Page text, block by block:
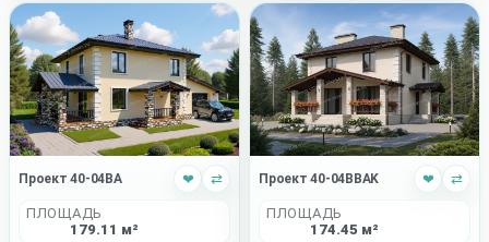
Проект 40-04BA ❤ ⇄
ПЛОЩАДЬ
179.11 м²
Проект 40-04BBAK ❤ ⇄
ПЛОЩАДЬ
174.45 м²